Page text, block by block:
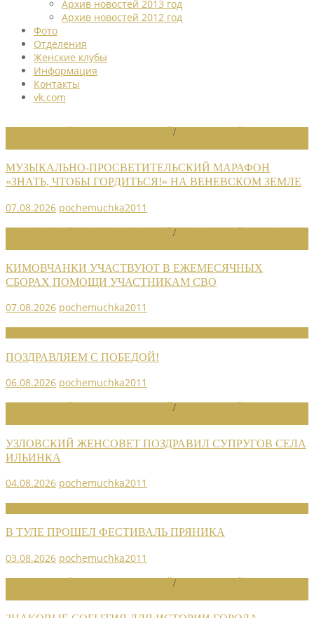
Архив новостей 2013 год
Архив новостей 2012 год
Фото
Отделения
Женские клубы
Информация
Контакты
vk.com
/
МУЗЫКАЛЬНО-ПРОСВЕТИТЕЛЬСКИЙ МАРАФОН
«ЗНАТЬ, ЧТОБЫ ГОРДИТЬСЯ!» НА ВЕНЕВСКОМ ЗЕМЛЕ
07.08.2026 pochemuchka2011
/
КИМОВЧАНКИ УЧАСТВУЮТ В ЕЖЕМЕСЯЧНЫХ
СБОРАХ ПОМОЩИ УЧАСТНИКАМ СВО
07.08.2026 pochemuchka2011
ПОЗДРАВЛЯЕМ С ПОБЕДОЙ!
06.08.2026 pochemuchka2011
/
УЗЛОВСКИЙ ЖЕНСОВЕТ ПОЗДРАВИЛ СУПРУГОВ СЕЛА
ИЛЬИНКА
04.08.2026 pochemuchka2011
В ТУЛЕ ПРОШЕЛ ФЕСТИВАЛЬ ПРЯНИКА
03.08.2026 pochemuchka2011
/